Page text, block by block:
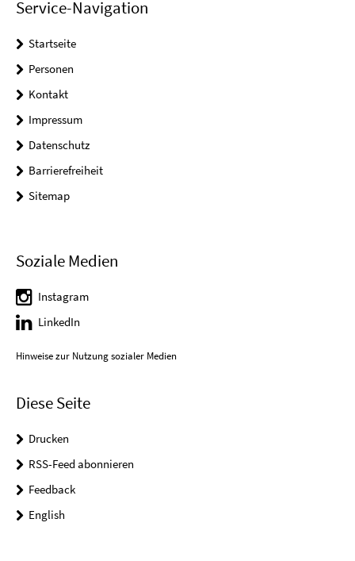
Service-Navigation
Startseite
Personen
Kontakt
Impressum
Datenschutz
Barrierefreiheit
Sitemap
Soziale Medien
Instagram
LinkedIn
Hinweise zur Nutzung sozialer Medien
Diese Seite
Drucken
RSS-Feed abonnieren
Feedback
English